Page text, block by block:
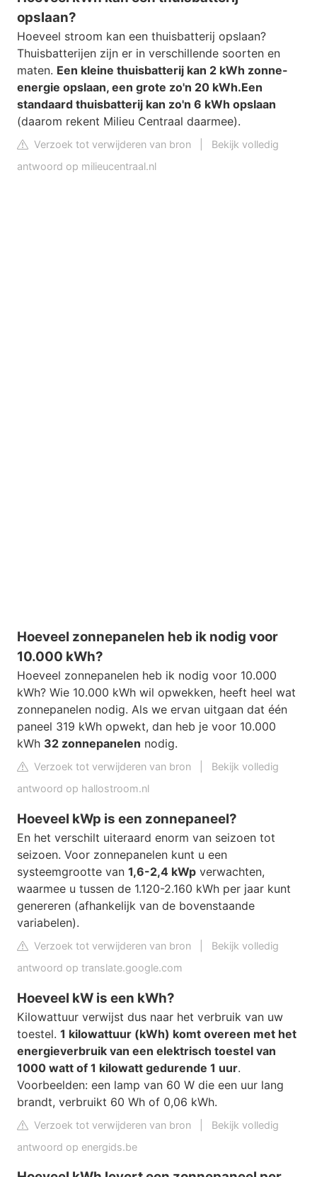
opslaan?
Hoeveel stroom kan een thuisbatterij opslaan?
Thuisbatterijen zijn er in verschillende soorten en
maten. Een kleine thuisbatterij kan 2 kWh zonne-
energie opslaan, een grote zo'n 20 kWh.Een
standaard thuisbatterij kan zo'n 6 kWh opslaan
(daarom rekent Milieu Centraal daarmee).
Verzoek tot verwijderen van bron
Bekijk volledig
antwoord op milieucentraal.nl
Hoeveel zonnepanelen heb ik nodig voor
10.000 kWh?
Hoeveel zonnepanelen heb ik nodig voor 10.000
kWh? Wie 10.000 kWh wil opwekken, heeft heel wat
zonnepanelen nodig. Als we ervan uitgaan dat één
paneel 319 kWh opwekt, dan heb je voor 10.000
kWh 32 zonnepanelen nodig.
Verzoek tot verwijderen van bron
Bekijk volledig
antwoord op hallostroom.nl
Hoeveel kWp is een zonnepaneel?
En het verschilt uiteraard enorm van seizoen tot
seizoen. Voor zonnepanelen kunt u een
systeemgrootte van 1,6-2,4 kWp verwachten,
waarmee u tussen de 1.120-2.160 kWh per jaar kunt
genereren (afhankelijk van de bovenstaande
variabelen).
Verzoek tot verwijderen van bron
Bekijk volledig
antwoord op translate.google.com
Hoeveel kW is een kWh?
Kilowattuur verwijst dus naar het verbruik van uw
toestel. 1 kilowattuur (kWh) komt overeen met het
energieverbruik van een elektrisch toestel van
1000 watt of 1 kilowatt gedurende 1 uur.
Voorbeelden: een lamp van 60 W die een uur lang
brandt, verbruikt 60 Wh of 0,06 kWh.
Verzoek tot verwijderen van bron
Bekijk volledig
antwoord op energids.be